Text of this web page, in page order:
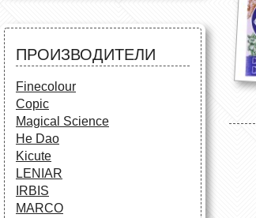
Все для черчения
Аксессуары для
школьников
ПРОИЗВОДИТЕЛИ
Finecolour
Copic
Magical Science
He Dao
Kicute
LENIAR
IRBIS
MARCO